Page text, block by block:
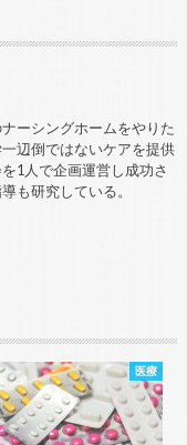
ーシングホームをやりた
辺倒ではないケアを提供
1人で企画運営し成功さ
導も研究している。
医療